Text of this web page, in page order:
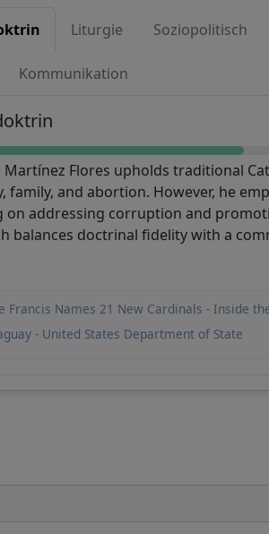
Liturgie Soziopolitisch
Kommunikation
Martínez Flores upholds traditional
family, and abortion. However, he
on addressing corruption and
balances doctrinal fidelity with a
Francis Names 21 New Cardinals - Inside
- United States Department of State
uns, unsere Mission